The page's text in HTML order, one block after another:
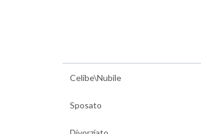
Celibe\Nubile
Sposato